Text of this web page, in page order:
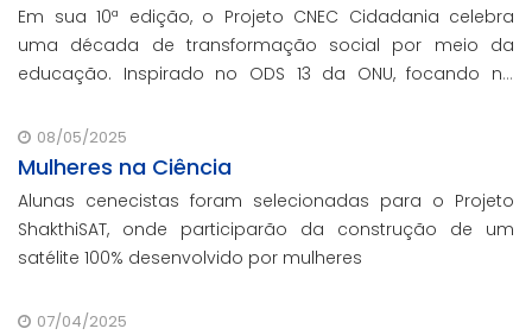
Em sua 10ª edição, o Projeto CNEC Cidadania celebra
uma década de transformação social por meio da
educação. Inspirado no ODS 13 da ONU, focando no
promoção da sustentabilidade.
08/05/2025
Mulheres na Ciência
Alunas cenecistas foram selecionadas para o Projeto
ShakthiSAT, onde participarão da construção de um
satélite 100% desenvolvido por mulheres
07/04/2025